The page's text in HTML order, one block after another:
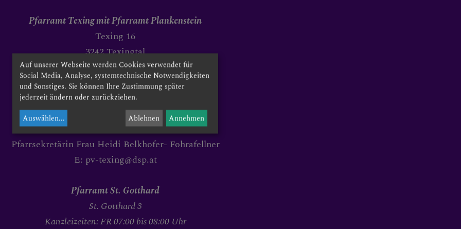
römisch-katholische Kirche
in die Kirche)
(Eucharistie/ Danksagung)
durch den Heiligen Geist)
Pfarramt Texingmit Pfarramt Plankenstein
Texing 16
3242 Texingtal
Kanzleizeiten
DI, 08:15 bis 10:15 Uhr
FR, 08:15 bis 09:15 Uhr,
sowie nach Vereinbarung.
T: 02755/ 7242
Pfarrsekretärin Frau Heidi Belkhofer- Fohrafellner
E: pv-texing@dsp.at
Pfarramt St. Gotthard
St. Gotthard 3
Kanzleizeiten: FR 07:00 bis 08:00 Uhr
Auf unserer Webseite werden Cookies verwendet für
Social Media, Analyse, systemtechnische Notwendigkeiten
und Sonstiges. Sie können Ihre Zustimmung später
jederzeit ändern oder zurückziehen.
Auswählen... Ablehnen Annehmen